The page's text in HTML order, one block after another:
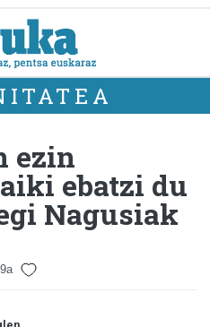
ezin
ebatzi du
Nagusiak